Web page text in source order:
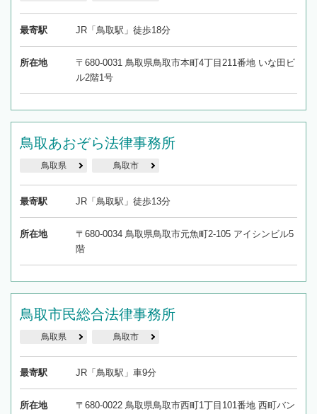
最寄駅 JR「鳥取駅」徒歩18分
所在地
〒680-0031 鳥取県鳥取市本町4丁目211番地 いな田ビ
ル2階1号
鳥取あおぞら法律事務所
鳥取県 鳥取市
最寄駅 JR「鳥取駅」徒歩13分
所在地
〒680-0034 鳥取県鳥取市元魚町2-105 アイシンビル5
階
鳥取市民総合法律事務所
鳥取県 鳥取市
最寄駅 JR「鳥取駅」車9分
所在地
〒680-0022 鳥取県鳥取市西町1丁目101番地 西町バン